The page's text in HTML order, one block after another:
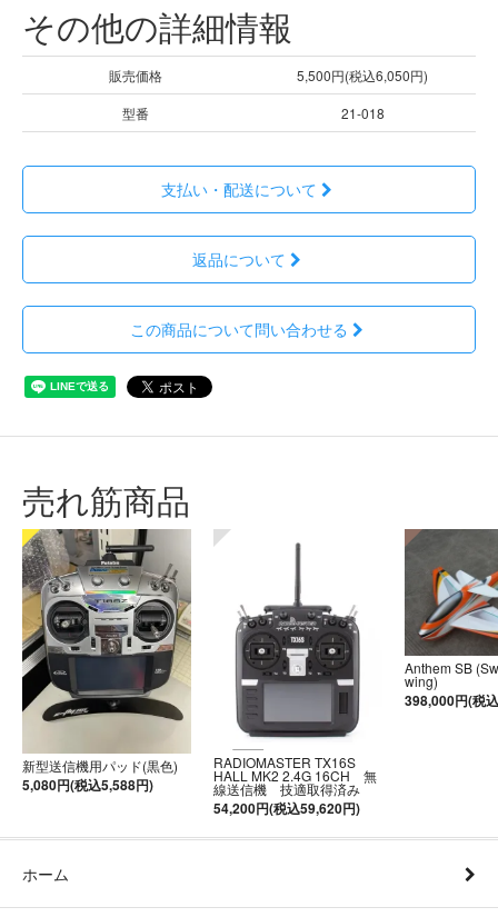
その他の詳細情報
販売価格
5,500円(税込6,050円)
型番
21-018
支払い・配送について
返品について
この商品について問い合わせる
売れ筋商品
新型送信機用パッド(黒色)
5,080円(税込5,588円)
RADIOMASTER TX16S
HALL MK2 2.4G 16CH 無
線送信機 技適取得済み
54,200円(税込59,620円)
Anthem SB
wing)
398,000円(税
ホーム